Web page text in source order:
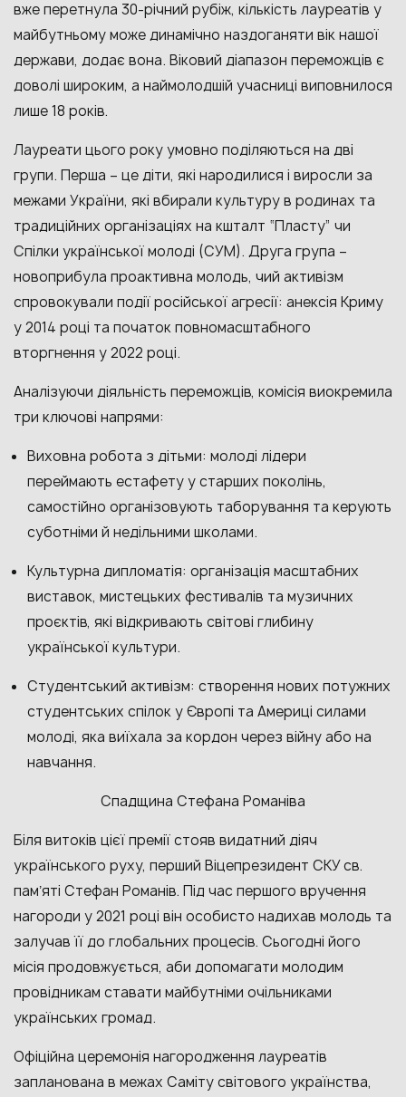
вже перетнула 30-річний рубіж, кількість лауреатів у
майбутньому може динамічно наздоганяти вік нашої
держави, додає вона. Віковий діапазон переможців є
доволі широким, а наймолодшій учасниці виповнилося
лише 18 років.
Лауреати цього року умовно поділяються на дві
групи. Перша – це діти, які народилися і виросли за
межами України, які вбирали культуру в родинах та
традиційних організаціях на кшталт “Пласту” чи
Спілки української молоді (СУМ). Друга група –
новоприбула проактивна молодь, чий активізм
спровокували події російської агресії: анексія Криму
у 2014 році та початок повномасштабного
вторгнення у 2022 році.
Аналізуючи діяльність переможців, комісія виокремила
три ключові напрями:
Виховна робота з дітьми: молоді лідери
переймають естафету у старших поколінь,
самостійно організовують таборування та керують
суботніми й недільними школами.
Культурна дипломатія: організація масштабних
виставок, мистецьких фестивалів та музичних
проєктів, які відкривають світові глибину
української культури.
Студентський активізм: створення нових потужних
студентських спілок у Європі та Америці силами
молоді, яка виїхала за кордон через війну або на
навчання.
Спадщина Стефана Романіва
Біля витоків цієї премії стояв видатний діяч
українського руху, перший Віцепрезидент СКУ св.
памʼяті Стефан Романів. Під час першого вручення
нагороди у 2021 році він особисто надихав молодь та
залучав її до глобальних процесів. Сьогодні його
місія продовжується, аби допомагати молодим
провідникам ставати майбутніми очільниками
українських громад.
Офіційна церемонія нагородження лауреатів
запланована в межах Cаміту світового українства,